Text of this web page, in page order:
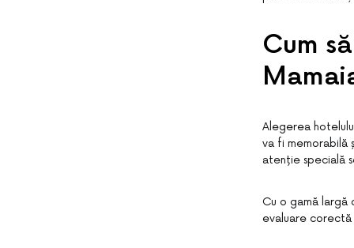
Cum
Alegerea
va fi memorabilă
atenție specială
Cu o gamă
evaluare